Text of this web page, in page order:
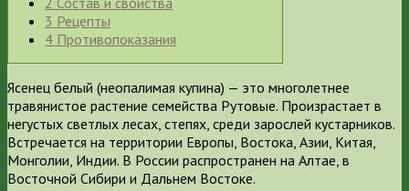
3 Рецепты
4 Противопоказания
Ясенец белый (неопалимая купина) — это многолетнее
травянистое растение семейства Рутовые. Произрастает в
негустых светлых лесах, степях, среди зарослей кустарников.
Встречается на территории Европы, Востока, Азии, Китая,
Монголии, Индии. В России распространен на Алтае, в
Восточной Сибири и Дальнем Востоке.